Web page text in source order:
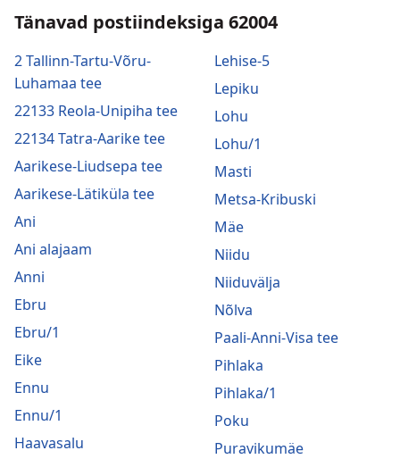
Tänavad postiindeksiga 62004
2 Tallinn-Tartu-Võru-
Luhamaa tee
22133 Reola-Unipiha tee
22134 Tatra-Aarike tee
Aarikese-Liudsepa tee
Aarikese-Lätiküla tee
Ani
Ani alajaam
Anni
Ebru
Ebru/1
Eike
Ennu
Ennu/1
Haavasalu
Lehise-5
Lepiku
Lohu
Lohu/1
Masti
Metsa-Kribuski
Mäe
Niidu
Niiduvälja
Nõlva
Paali-Anni-Visa tee
Pihlaka
Pihlaka/1
Poku
Puravikumäe